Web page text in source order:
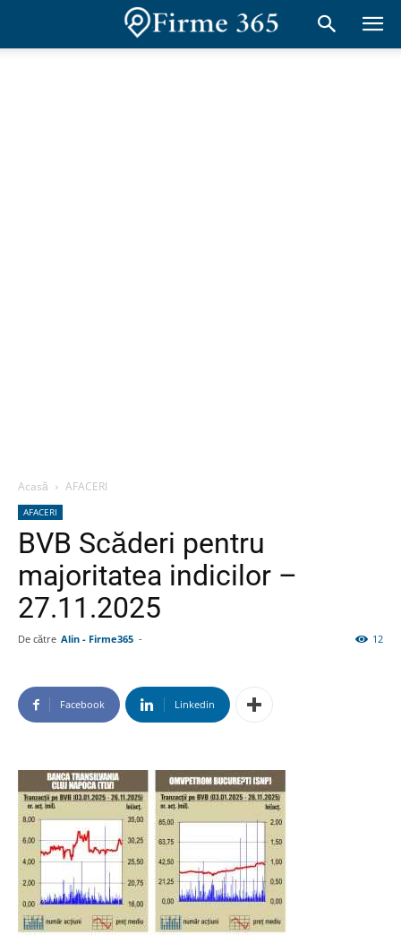
Acasă AFACERI
AFACERI
BVB Scăderi pentru
majoritatea indicilor –
27.11.2025
De către Alin - Firme365 - 12
Facebook Linkedin